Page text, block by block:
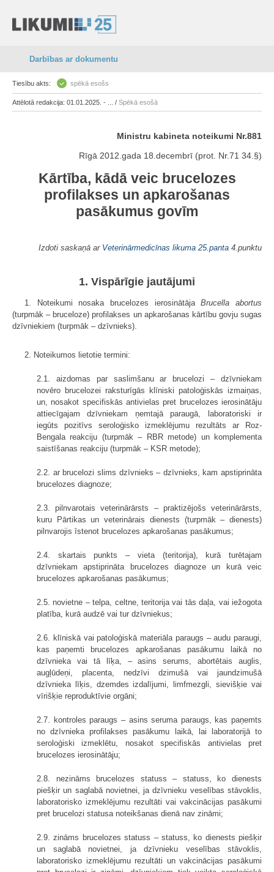
Darbības ar dokumentu
Tiesību akts: spēkā esošs
Attēlotā redakcija: 01.01.2025. - ... / Spēkā esošā
Ministru kabineta noteikumi Nr.881
Rīgā 2012.gada 18.decembrī (prot. Nr.71 34.§)
Kārtība, kādā veic brucelozes
profilakses un apkarošanas
pasākumus govīm
Izdoti saskaņā ar Veterinārmedicīnas likuma 25.panta 4.punktu
1. Vispārīgie jautājumi
1. Noteikumi nosaka brucelozes ierosinātājaBrucella abortus
(turpmāk – bruceloze) profilakses un apkarošanas kārtību govju sugas
dzīvniekiem (turpmāk – dzīvnieks).
2. Noteikumos lietotie termini:
2.1. aizdomas par saslimšanu ar brucelozi – dzīvniekam
novēro brucelozei raksturīgās klīniski patoloģiskās izmaiņas,
un, nosakot specifiskās antivielas pret brucelozes ierosinātāju
attiecīgajam dzīvniekam ņemtajā paraugā, laboratoriski ir
iegūts pozitīvs seroloģisko izmeklējumu rezultāts ar Roz-
Bengala reakciju (turpmāk – RBR metode) un komplementa
saistīšanas reakciju (turpmāk – KSR metode);
2.2. ar brucelozi slims dzīvnieks – dzīvnieks, kam apstiprināta
brucelozes diagnoze;
2.3. pilnvarotais veterinārārsts – praktizējošs veterinārārsts,
kuru Pārtikas un veterinārais dienests (turpmāk – dienests)
pilnvarojis īstenot brucelozes apkarošanas pasākumus;
2.4. skartais punkts – vieta (teritorija), kurā turētajam
dzīvniekam apstiprināta brucelozes diagnoze un kurā veic
brucelozes apkarošanas pasākumus;
2.5. novietne – telpa, celtne, teritorija vai tās daļa, vai iežogota
platība, kurā audzē vai tur dzīvniekus;
2.6. klīniskā vai patoloģiskā materiāla paraugs – audu paraugi,
kas paņemti brucelozes apkarošanas pasākumu laikā no
dzīvnieka vai tā līķa, – asins serums, abortētais auglis,
augļūdeņi, placenta, nedzīvi dzimušā vai jaundzimušā
dzīvnieka līķis, dzemdes izdalījumi, limfmezgli, sievišķie vai
vīrišķie reproduktīvie orgāni;
2.7. kontroles paraugs – asins seruma paraugs, kas paņemts
no dzīvnieka profilakses pasākumu laikā, lai laboratorijā to
seroloģiski izmeklētu, nosakot specifiskās antivielas pret
brucelozes ierosinātāju;
2.8. nezināms brucelozes statuss – statuss, ko dienests
piešķir un saglabā novietnei, ja dzīvnieku veselības stāvoklis,
laboratorisko izmeklējumu rezultāti vai vakcinācijas pasākumi
pret brucelozi statusa noteikšanas dienā nav zināmi;
2.9. zināms brucelozes statuss – statuss, ko dienests piešķir
un saglabā novietnei, ja dzīvnieku veselības stāvoklis,
laboratorisko izmeklējumu rezultāti un vakcinācijas pasākumi